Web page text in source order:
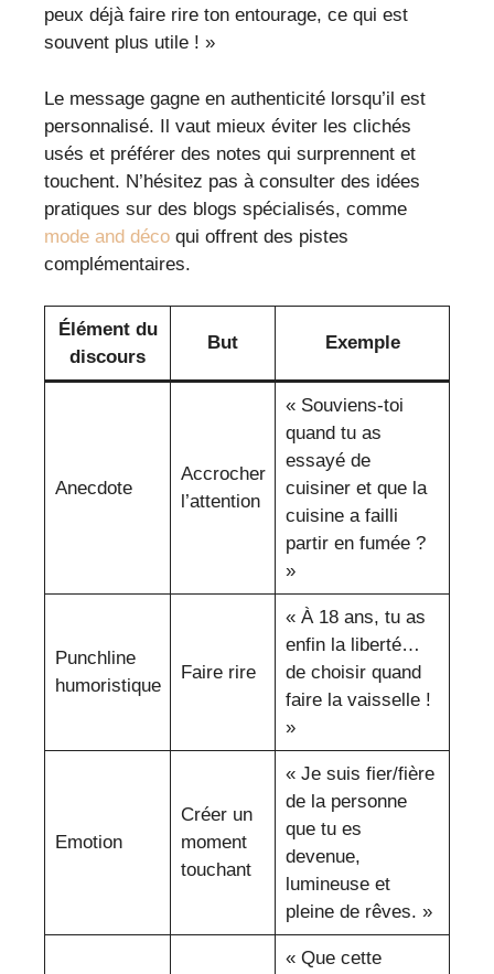
peux déjà faire rire ton entourage, ce qui est
souvent plus utile ! »
Le message gagne en authenticité lorsqu’il est
personnalisé. Il vaut mieux éviter les clichés
usés et préférer des notes qui surprennent et
touchent. N’hésitez pas à consulter des idées
pratiques sur des blogs spécialisés, comme
mode and déco qui offrent des pistes
complémentaires.
Élément du
discours
But Exemple
Anecdote
Accrocher
l’attention
« Souviens-toi
quand tu as
essayé de
cuisiner et que la
cuisine a failli
partir en fumée ?
»
Punchline
humoristique
Faire rire
« À 18 ans, tu as
enfin la liberté…
de choisir quand
faire la vaisselle !
»
Emotion
Créer un
moment
touchant
« Je suis fier/fière
de la personne
que tu es
devenue,
lumineuse et
pleine de rêves. »
« Que cette